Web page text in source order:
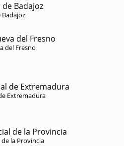
Badajoz
del Fresno
del Fresno
de Extremadura
Extremadura
de la Provincia
la Provincia